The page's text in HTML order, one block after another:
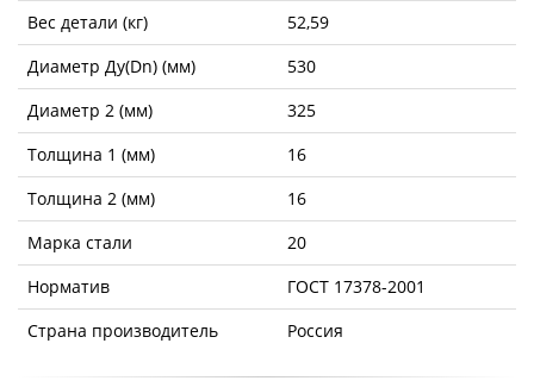
Вес детали (кг)
52,59
Диаметр Ду(Dn) (мм)
530
Диаметр 2 (мм)
325
Толщина 1 (мм)
16
Толщина 2 (мм)
16
Марка стали
20
Норматив
ГОСТ 17378-2001
Страна производитель
Россия